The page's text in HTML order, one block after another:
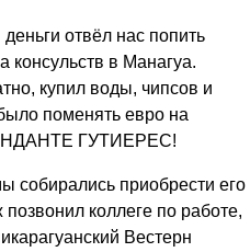
отвёл нас попить
консульств в Манагуа.
купил воды, чипсов и
поменять евро на
ГУТИЕРЕС!
собирались приобрести его
коллеге по работе,
Вестерн